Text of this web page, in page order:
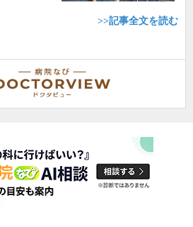
>>記事全文を読む